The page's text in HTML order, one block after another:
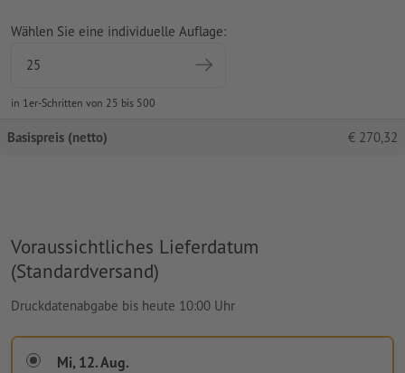
Wählen Sie eine individuelle Auflage:
in 1er-Schritten von 25 bis 500
Basispreis (netto) € 270,32
Voraussichtliches Lieferdatum
(Standardversand)
Druckdatenabgabe bis heute 10:00 Uhr
Mi, 12. Aug.